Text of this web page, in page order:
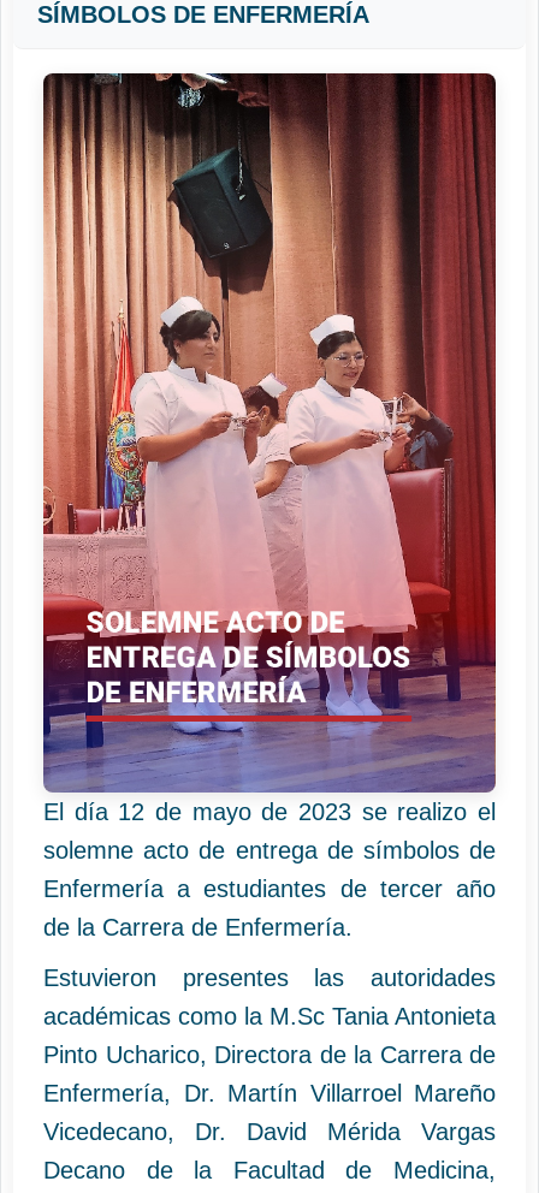
SÍMBOLOS DE ENFERMERÍA
El día 12 de mayo de 2023 se realizo el
solemne acto de entrega de símbolos de
Enfermería a estudiantes de tercer año
de la Carrera de Enfermería.
Estuvieron presentes las autoridades
académicas como la M.Sc Tania Antonieta
Pinto Ucharico, Directora de la Carrera de
Enfermería, Dr. Martín Villarroel Mareño
Vicedecano, Dr. David Mérida Vargas
Decano de la Facultad de Medicina,